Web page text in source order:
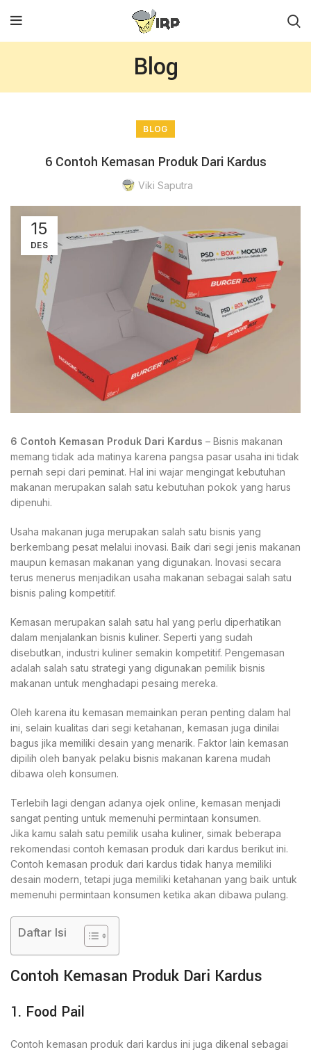
Blog
BLOG
6 Contoh Kemasan Produk Dari Kardus
Viki Saputra
15
DES
6 Contoh Kemasan Produk Dari Kardus – Bisnis makanan
memang tidak ada matinya karena pangsa pasar usaha ini tidak
pernah sepi dari peminat. Hal ini wajar mengingat kebutuhan
makanan merupakan salah satu kebutuhan pokok yang harus
dipenuhi.
Usaha makanan juga merupakan salah satu bisnis yang
berkembang pesat melalui inovasi. Baik dari segi jenis makanan
maupun kemasan makanan yang digunakan. Inovasi secara
terus menerus menjadikan usaha makanan sebagai salah satu
bisnis paling kompetitif.
Kemasan merupakan salah satu hal yang perlu diperhatikan
dalam menjalankan bisnis kuliner. Seperti yang sudah
disebutkan, industri kuliner semakin kompetitif. Pengemasan
adalah salah satu strategi yang digunakan pemilik bisnis
makanan untuk menghadapi pesaing mereka.
Oleh karena itu kemasan memainkan peran penting dalam hal
ini, selain kualitas dari segi ketahanan, kemasan juga dinilai
bagus jika memiliki desain yang menarik. Faktor lain kemasan
dipilih oleh banyak pelaku bisnis makanan karena mudah
dibawa oleh konsumen.
Terlebih lagi dengan adanya ojek online, kemasan menjadi
sangat penting untuk memenuhi permintaan konsumen.
Jika kamu salah satu pemilik usaha kuliner, simak beberapa
rekomendasi contoh kemasan produk dari kardus berikut ini.
Contoh kemasan produk dari kardus tidak hanya memiliki
desain modern, tetapi juga memiliki ketahanan yang baik untuk
memenuhi permintaan konsumen ketika akan dibawa pulang.
Daftar Isi
Contoh Kemasan Produk Dari Kardus
1. Food Pail
Contoh kemasan produk dari kardus ini juga dikenal sebagai